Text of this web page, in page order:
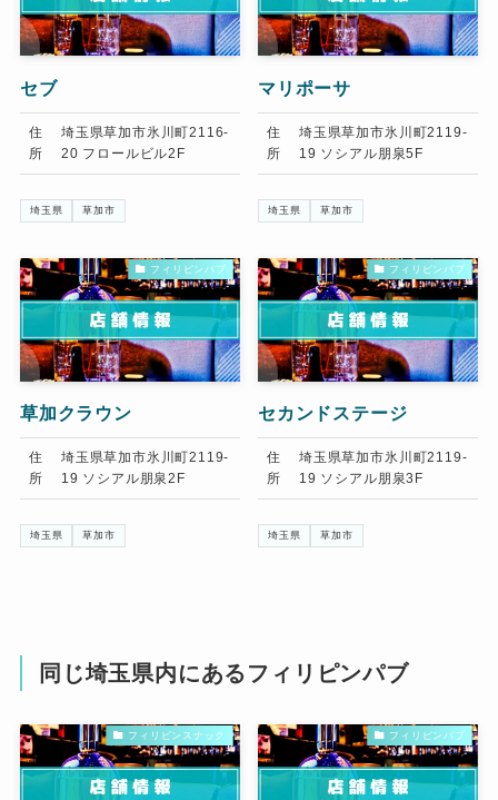
セブ
住
所
埼玉県草加市氷川町2116-
20 フロールビル2F
埼玉県 草加市
マリポーサ
住
所
埼玉県草加市氷川町2119-
19 ソシアル朋泉5F
埼玉県 草加市
フィリピンパブ
草加クラウン
住
所
埼玉県草加市氷川町2119-
19 ソシアル朋泉2F
埼玉県 草加市
フィリピンパブ
セカンドステージ
住
所
埼玉県草加市氷川町2119-
19 ソシアル朋泉3F
埼玉県 草加市
同じ埼玉県内にあるフィリピンパブ
フィリピンスナック フィリピンパブ